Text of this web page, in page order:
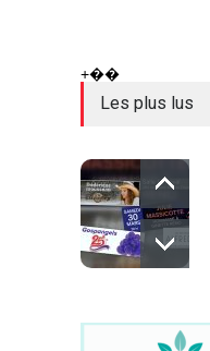
+��
Les plus lus